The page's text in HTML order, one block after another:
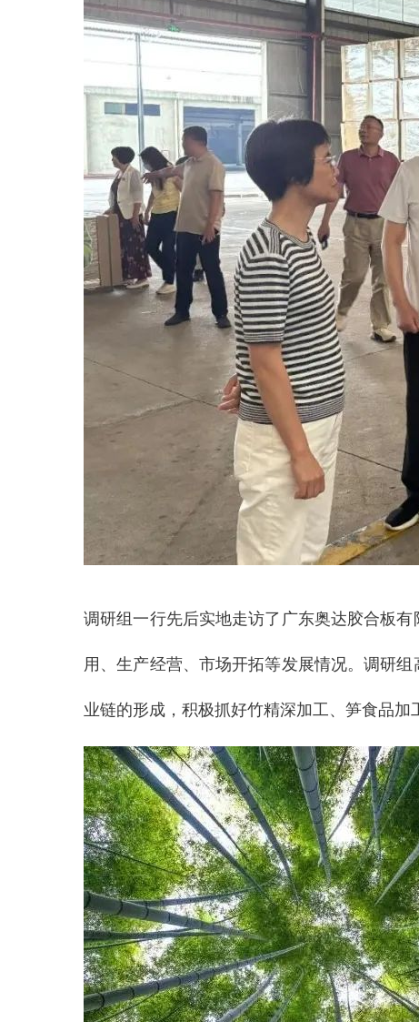
调研组一行先后实地走访了广东奥达胶合板
用、生产经营、市场开拓等发展情况。调研
业链的形成，积极抓好竹精深加工、笋食品加